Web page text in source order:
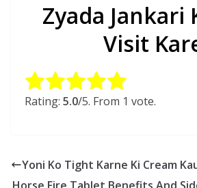
Zyada Jankari
Visit
Rate this item:
Rating: 5.0/5. From 1 vote.
Yoni Ko Tight Karne Ki Cream